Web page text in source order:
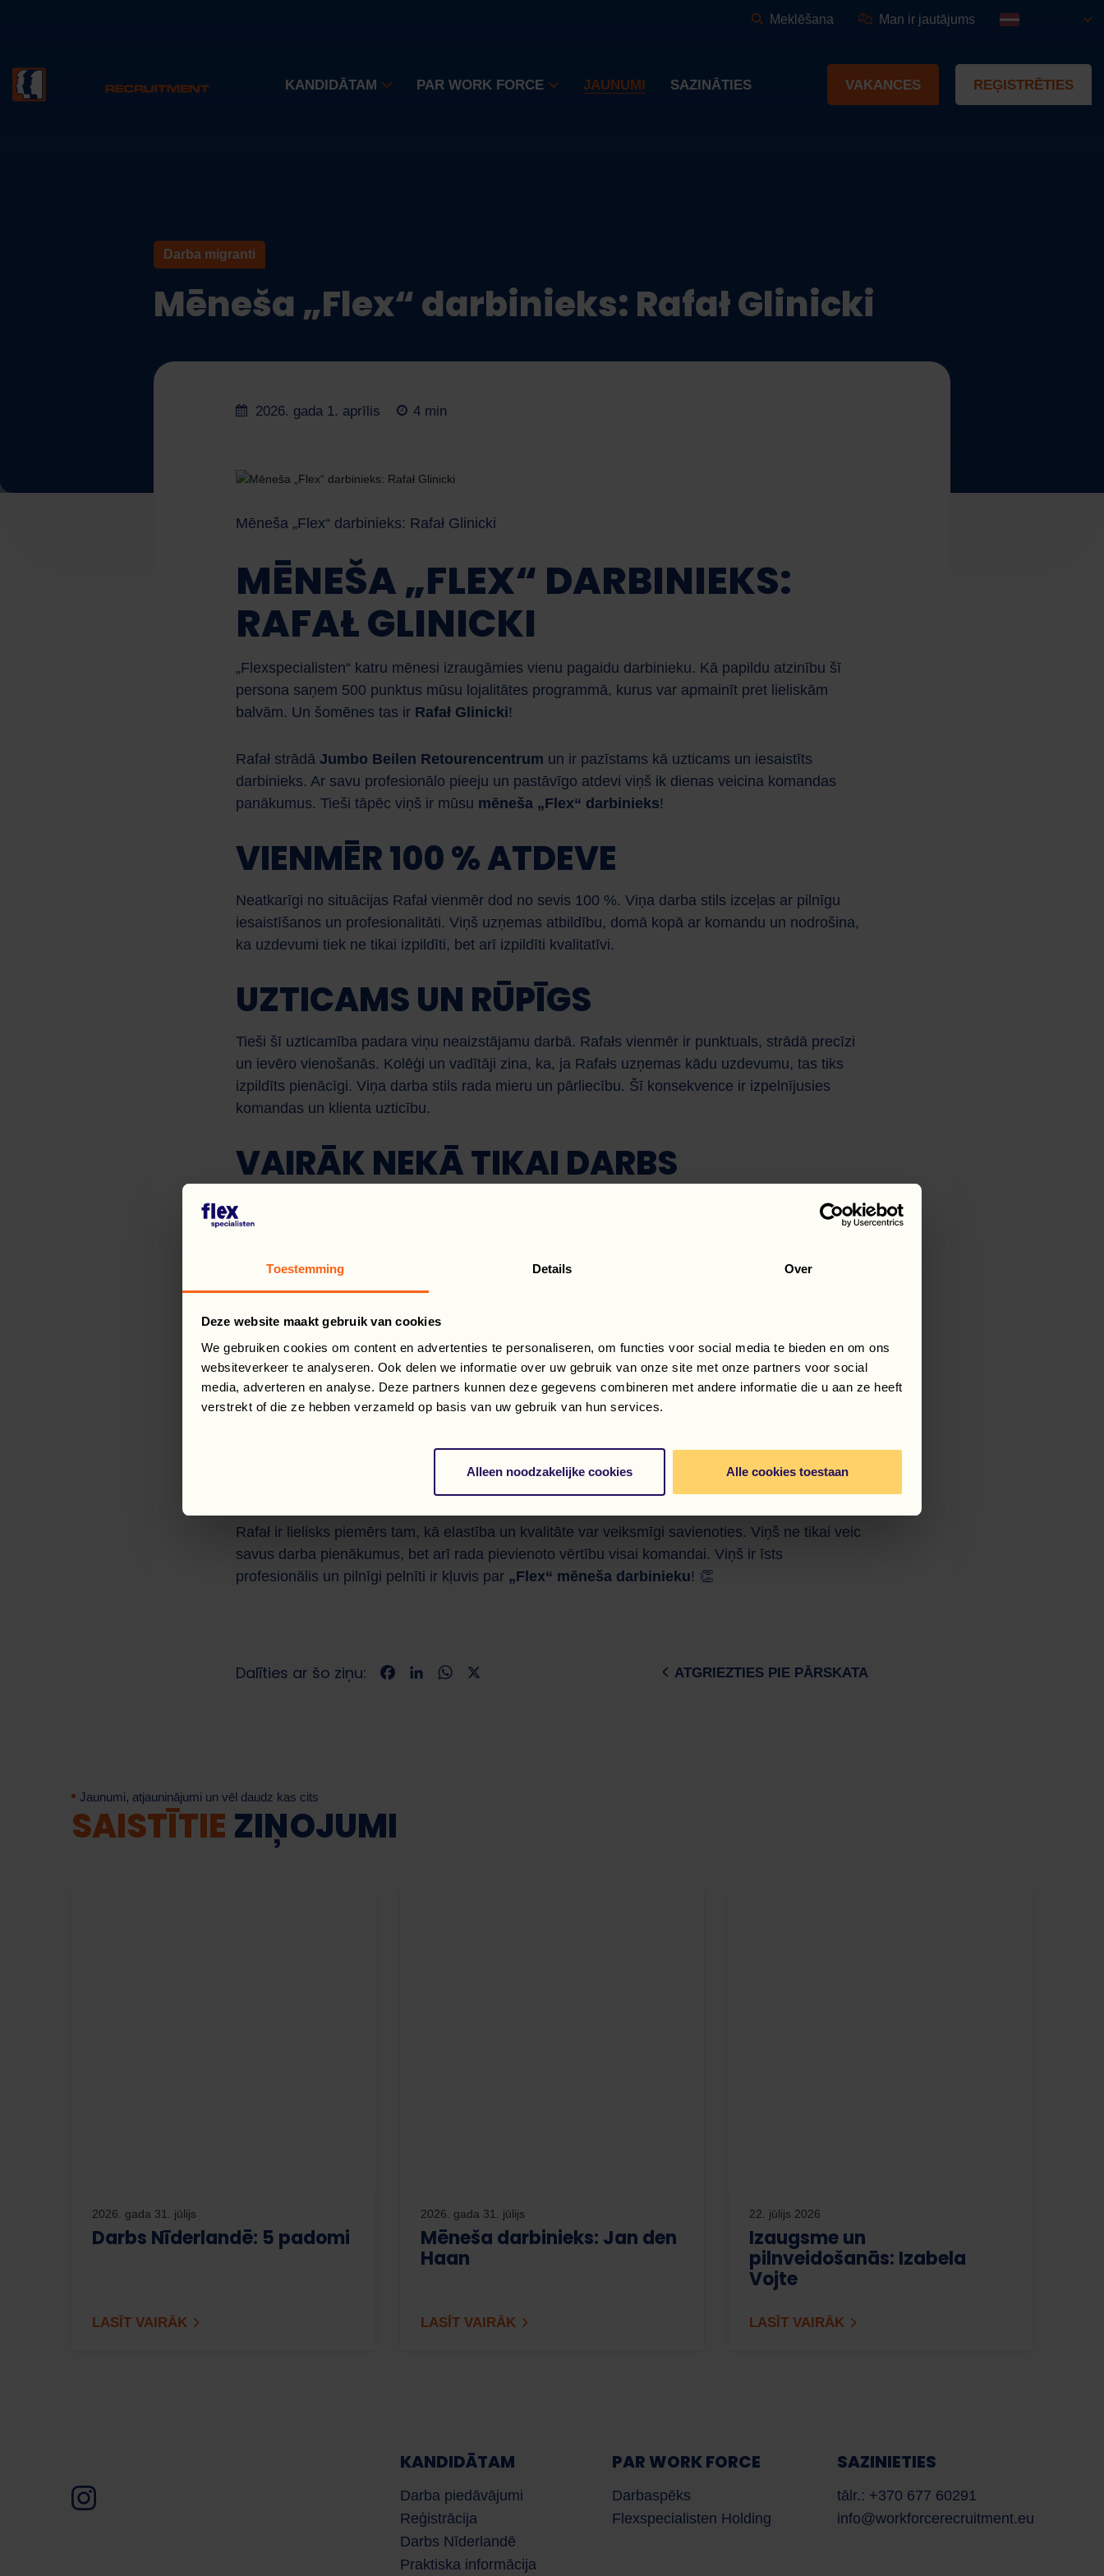
Toestemming Details Over
Deze website maakt gebruik van cookies
We gebruiken cookies om content en advertenties te personaliseren, om functies voor social media te bieden en om ons
websiteverkeer te analyseren. Ook delen we informatie over uw gebruik van onze site met onze partners voor social
media, adverteren en analyse. Deze partners kunnen deze gegevens combineren met andere informatie die u aan ze heeft
verstrekt of die ze hebben verzameld op basis van uw gebruik van hun services.
Alleen noodzakelijke cookies Alle cookies toestaan
Meklēšana Man ir jautājums
KANDIDĀTAM PAR WORK FORCE JAUNUMI SAZINĀTIES VAKANCES REĢISTRĒTIES
Darba migranti
Mēneša „Flex“ darbinieks: Rafał Glinicki
2026. gada 1. aprīlis 4 min
Mēneša „Flex“ darbinieks: Rafał Glinicki
MĒNEŠA „FLEX“ DARBINIEKS:
RAFAŁ GLINICKI
„Flexspecialisten“ katru mēnesi izraugāmies vienu pagaidu darbinieku. Kā papildu atzinību šī
persona saņem 500 punktus mūsu lojalitātes programmā, kurus var apmainīt pret lieliskām
balvām. Un šomēnes tas ir Rafał Glinicki!
Rafał strādā Jumbo Beilen Retourencentrum un ir pazīstams kā uzticams un iesaistīts
darbinieks. Ar savu profesionālo pieeju un pastāvīgo atdevi viņš ik dienas veicina komandas
panākumus. Tieši tāpēc viņš ir mūsu mēneša „Flex“ darbinieks!
VIENMĒR 100 % ATDEVE
Neatkarīgi no situācijas Rafał vienmēr dod no sevis 100 %. Viņa darba stils izceļas ar pilnīgu
iesaistīšanos un profesionalitāti. Viņš uzņemas atbildību, domā kopā ar komandu un nodrošina,
ka uzdevumi tiek ne tikai izpildīti, bet arī izpildīti kvalitatīvi.
UZTICAMS UN RŪPĪGS
Tieši šī uzticamība padara viņu neaizstājamu darbā. Rafałs vienmēr ir punktuals, strādā precīzi
un ievēro vienošanās. Kolēģi un vadītāji zina, ka, ja Rafałs uzņemas kādu uzdevumu, tas tiks
izpildīts pienācīgi. Viņa darba stils rada mieru un pārliecību. Šī konsekvence ir izpelnījusies
komandas un klienta uzticību.
VAIRĀK NEKĀ TIKAI DARBS
Rafał izceļas ar to, ka viņš raugās plašāk nekā tikai uz saviem uzdevumiem. Viņš vienmēr ir
gatavs palīdzēt kolēģiem un sniedz atbalstu tur, kur tas nepieciešams, pat ja to tieši nelūdz.
komandas darbu. Viņš dabiski vieno cilvēkus.
STIPRA SADARBĪBA
Sazinoties ar biroja komandu, Rafał arī parāda, ko nozīmē profesionalitāte. Viņš ir draudzīgs,
atsaucīgs un orientēts uz risinājumu meklēšanu. Viņš lieliski saprot, kas no viņa tiek gaidīts, un
spēj apmierināt klienta vajadzības. Tas veido sadarbību, kas balstās uz uzticēšanos un
ĪSTS PROFESIONĀLIS
Rafał ir lielisks piemērs tam, kā elastība un kvalitāte var veiksmīgi savienoties. Viņš ne tikai veic
savus darba pienākumus, bet arī rada pievienoto vērtību visai komandai. Viņš ir īsts
profesionālis un pilnīgi pelnīti ir kļuvis par „Flex“ mēneša darbinieku! 👏
Dalīties ar šo ziņu: FacebookLinkedInWhatsApp ATGRIEZTIES PIE PĀRSKATA
Jaunumi, atjauninājumi un vēl daudz kas cits
SAISTĪTIE ZIŅOJUMI
2026. gada 31. jūlijs
Darbs Nīderlandē: 5 padomi
LASĪT VAIRĀK
2026. gada 31. jūlijs
Mēneša darbinieks: Jan den
Haan
LASĪT VAIRĀK
22. jūlijs 2026
Izaugsme un
pilnveidošanās: Izabela
Vojte
LASĪT VAIRĀK
KANDIDĀTAM
Darba piedāvājumi
Reģistrācija
Darbs Nīderlandē
Praktiska informācija
PAR WORK FORCE
Darbaspēks
Flexspecialisten Holding
SAZINIETIES
tālr.: +370 677 60291
info@workforcerecruitment.eu
Darbaspēks